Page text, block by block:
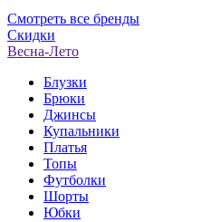
Смотреть все бренды
Скидки
Весна-Лето
Блузки
Брюки
Джинсы
Купальники
Платья
Топы
Футболки
Шорты
Юбки